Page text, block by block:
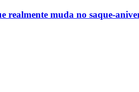
realmente muda no saque-